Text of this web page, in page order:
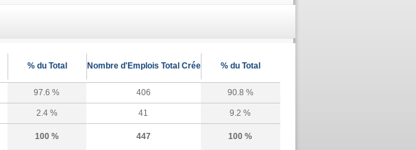
% du Total Nombre d'Emplois Total Crée % du Total
97.6 % 406 90.8 %
2.4 % 41
9.2 %
100 % 447 100 %